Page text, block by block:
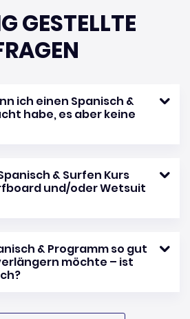
GESTELLTE
ich einen Spanisch &
habe, es aber keine
& Surfen Kurs
und/oder Wetsuit
& Programm so gut
möchte – ist